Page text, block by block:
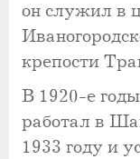
он служил в
крепости
В 1920-е
работал в
1933 году и